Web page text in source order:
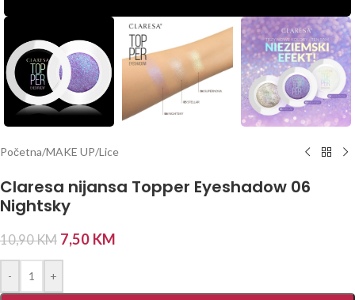
Početna/MAKE UP/Lice
Claresa nijansa Topper Eyeshadow 06
Nightsky
10,90KM 7,50 KM
- +